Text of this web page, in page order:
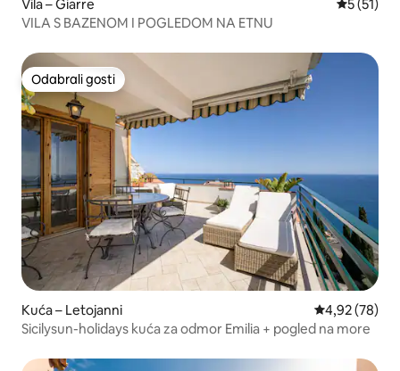
Vila – Giarre Prosječna
5 (51)
VILA S BAZENOM I POGLEDOM NA ETNU
Odabrali gosti
Odabrali gosti
Kuća – Letojanni Prosječna
4,92 (78)
Sicilysun-holidays kuća za odmor Emilia + pogled na more